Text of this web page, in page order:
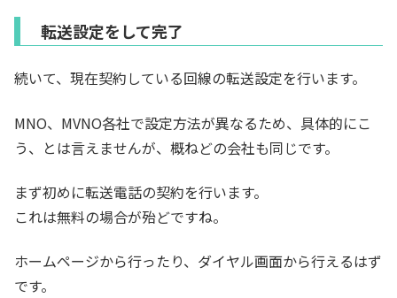
転送設定をして完了
続いて、現在契約している回線の転送設定を行います。
MNO、MVNO各社で設定方法が異なるため、具体的にこ
う、とは言えませんが、概ねどの会社も同じです。
まず初めに転送電話の契約を行います。
これは無料の場合が殆どですね。
ホームページから行ったり、ダイヤル画面から行えるはず
です。